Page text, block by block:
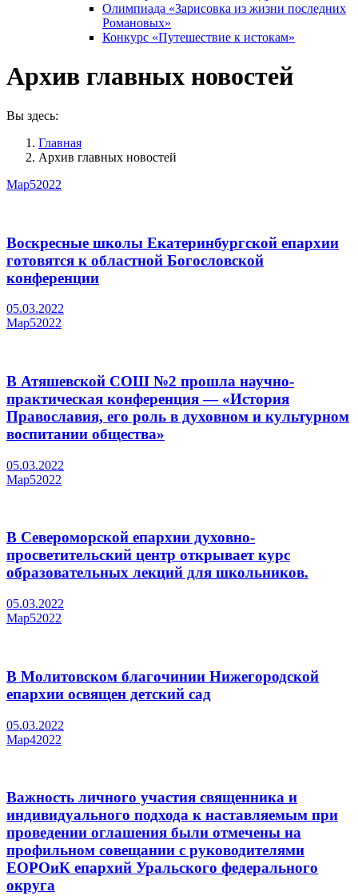
Олимпиада «Зарисовка из жизни последних
Романовых»
Конкурс «Путешествие к истокам»
Архив главных новостей
Вы здесь:
Главная
Архив главных новостей
Мар52022
Воскресные школы Екатеринбургской епархии
готовятся к областной Богословской
конференции
05.03.2022
Мар52022
В Атяшевской СОШ №2 прошла научно-
практическая конференция — «История
Православия, его роль в духовном и культурном
воспитании общества»
05.03.2022
Мар52022
В Североморской епархии духовно-
просветительский центр открывает курс
образовательных лекций для школьников.
05.03.2022
Мар52022
В Молитовском благочинии Нижегородской
епархии освящен детский сад
05.03.2022
Мар42022
Важность личного участия священника и
индивидуального подхода к наставляемым при
проведении оглашения были отмечены на
профильном совещании с руководителями
ЕОРОиК епархий Уральского федерального
округа